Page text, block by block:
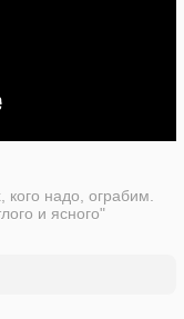
кого надо, ограбим.
и ясного"